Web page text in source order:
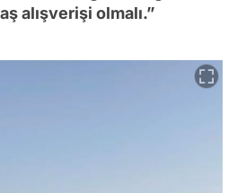
alışverişi olmalı.”